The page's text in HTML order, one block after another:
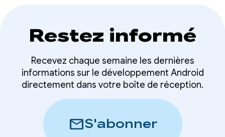
Restez informé
Recevez chaque semaine les dernières
informations sur le développement Android
directement dans votre boîte de réception.
mailS'abonner